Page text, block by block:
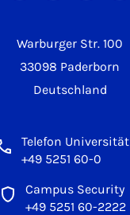
Warburger Str. 100
33098 Paderborn
Deutschland
Telefon Universität
+49 5251 60-0
Campus Security
+49 5251 60-2222